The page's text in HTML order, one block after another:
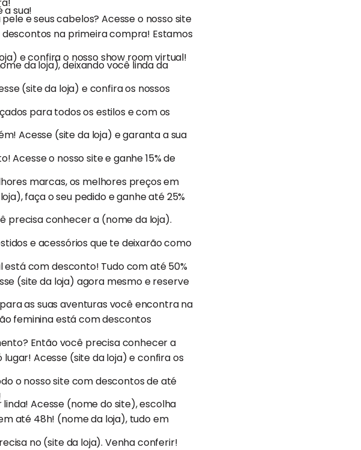
a sua!
e seus cabelos? Acesse o nosso site
na primeira compra! Estamos
e confira o nosso show room virtual!
da loja), deixando você linda da
(site da loja) e confira os nossos
para todos os estilos e com os
Acesse (site da loja) e garanta a sua
o nosso site e ganhe 15% de
marcas, os melhores preços em
faça o seu pedido e ganhe até 25%
precisa conhecer a (nome da loja).
e acessórios que te deixarão como
está com desconto! Tudo com até 50%
(site da loja) agora mesmo e reserve
as suas aventuras você encontra na
feminina está com descontos
Então você precisa conhecer a
Acesse (site da loja) e confira os
o nosso site com descontos de até
Acesse (nome do site), escolha
até 48h! (nome da loja), tudo em
no (site da loja). Venha conferir!